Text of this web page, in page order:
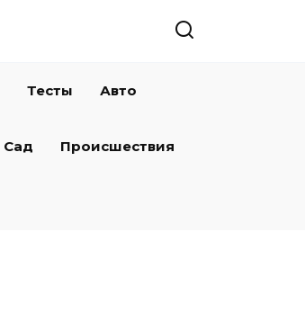
Тесты Авто
Сад Происшествия